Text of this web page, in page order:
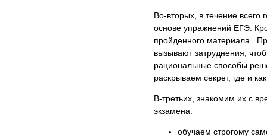
Во-вторых, в течение
основе упражнений ЕГЭ.
пройденного материала.
вызывают затруднения,
рациональные способы
раскрываем секрет, где и
В-третьих, знакомим их с
экзамена:
обучаем строгому